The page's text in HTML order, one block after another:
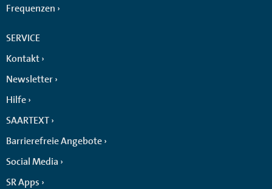
Frequenzen
SERVICE
Kontakt
Newsletter
Hilfe
SAARTEXT
Barrierefreie Angebote
Social Media
SR Apps